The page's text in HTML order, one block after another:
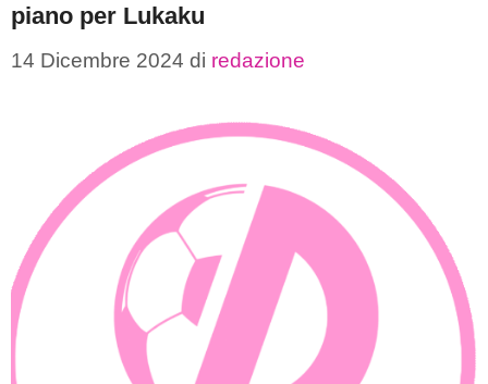
piano per Lukaku
14 Dicembre 2024 di redazione